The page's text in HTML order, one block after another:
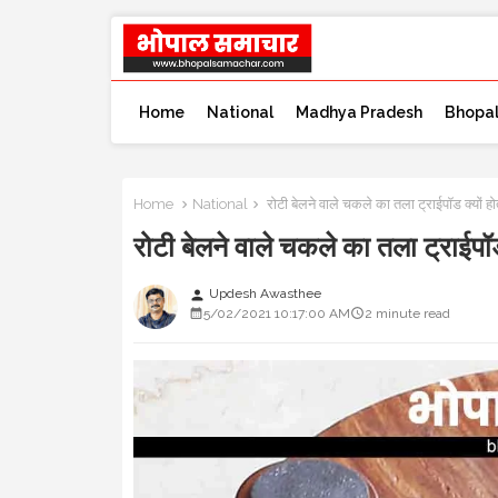
Home National Madhya Pradesh Bhopal
Home National रोटी बेलने वाले चकले का तला ट्राईपॉड क्यों
रोटी बेलने वाले चकले का तला
person Updesh Awasthee
5/02/2021 10:17:00 AM
2 minute read